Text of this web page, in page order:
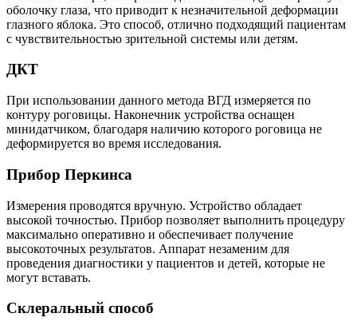
оболочку глаза, что приводит к незначительной деформации
глазного яблока. Это способ, отлично подходящий пациентам
с чувствительностью зрительной системы или детям.
ДКТ
При использовании данного метода ВГД измеряется по
контуру роговицы. Наконечник устройства оснащен
минидатчиком, благодаря наличию которого роговица не
деформируется во время исследования.
Прибор Перкинса
Измерения проводятся вручную. Устройство обладает
высокой точностью. Прибор позволяет выполнить процедуру
максимально оперативно и обеспечивает получение
высокоточных результатов. Аппарат незаменим для
проведения диагностики у пациентов и детей, которые не
могут вставать.
Склеральный способ